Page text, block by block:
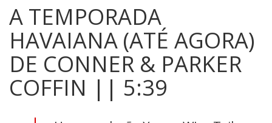
A TEMPORADA
HAVAIANA (ATÉ AGORA)
DE CONNER & PARKER
COFFIN || 5:39